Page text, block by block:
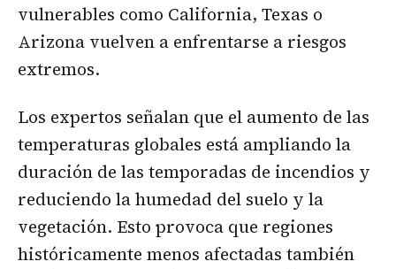
vulnerables como California, Texas o
Arizona vuelven a enfrentarse a riesgos
extremos.
Los expertos señalan que el aumento de las
temperaturas globales está ampliando la
duración de las temporadas de incendios y
reduciendo la humedad del suelo y la
vegetación. Esto provoca que regiones
históricamente menos afectadas también